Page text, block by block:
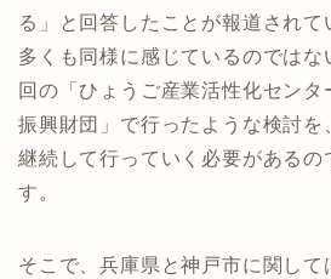
る」と回答したことが報道され
多くも同様に感じているのではな
回の「ひょうご産業活性化センタ
振興財団」で行ったような検討を
継続して行っていく必要があるの
す。
そこで、兵庫県と神戸市に関して